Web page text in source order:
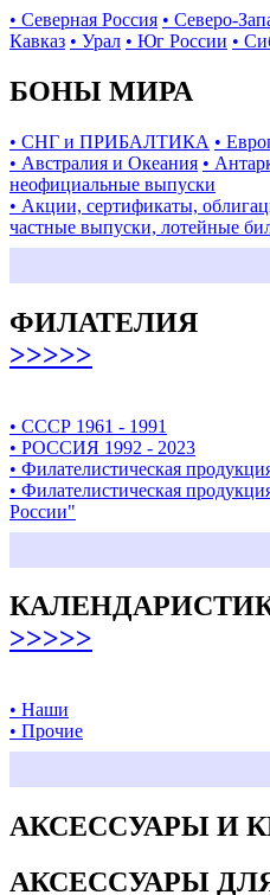
• Северная Россия • Северо-
Кавказ • Урал • Юг России •
БОНЫ МИРА
• СНГ и ПРИБАЛТИКА •
• Австралия и Океания •
неофициальные выпуски
• Акции, сертификаты,
частные выпуски, лотейные
ФИЛАТЕЛИЯ
>>>>>
• СССР 1961 - 1991
• РОССИЯ 1992 - 2023
• Филателистическая
• Филателистическая
России"
>>>>>
• Наши
• Прочие
АКСЕССУАРЫ И
АКСЕССУАРЫ